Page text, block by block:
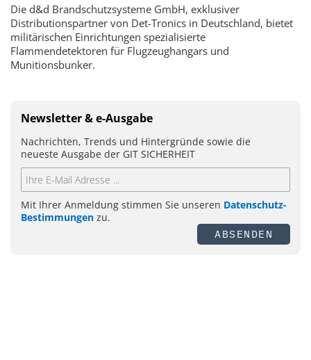
Die d&d Brandschutzsysteme GmbH, exklusiver
Distributionspartner von Det-Tronics in Deutschland, bietet
militärischen Einrichtungen spezialisierte
Flammendetektoren für Flugzeughangars und
Munitionsbunker.
Newsletter & e-Ausgabe
Nachrichten, Trends und Hintergründe sowie die
neueste Ausgabe der GIT SICHERHEIT
Mit Ihrer Anmeldung stimmen Sie unseren Datenschutz-
Bestimmungen zu.
ABSENDEN